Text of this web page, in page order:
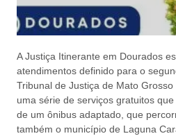
A Justiça Itinerante em Dourados
atendimentos definido para o
Tribunal de Justiça de Mato
uma série de serviços gratuitos
de um ônibus adaptado, que
também o município de Laguna